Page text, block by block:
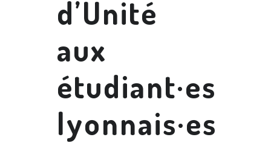
d’Unité
aux
étudiant·es
lyonnais·es